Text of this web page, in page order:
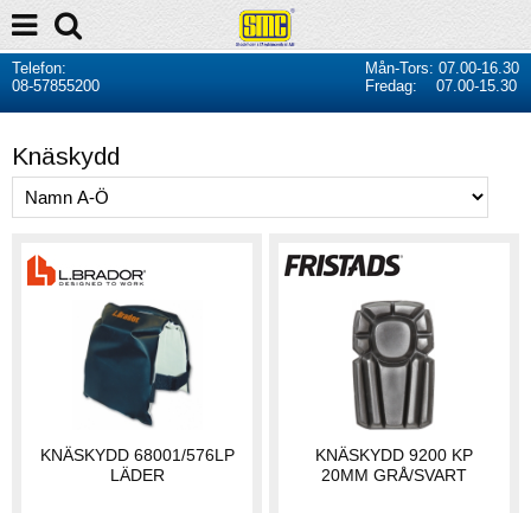
Telefon:
08-57855200
Mån-Tors: 07.00-16.30
Fredag: 07.00-15.30
Knäskydd
KNÄSKYDD 68001/576LP
LÄDER
KNÄSKYDD 9200 KP
20MM GRÅ/SVART